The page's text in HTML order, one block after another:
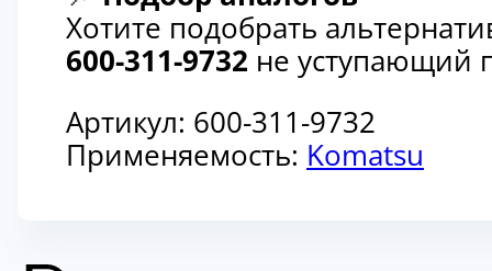
Хотите подобрать
600-311-9732 не уступающий
Артикул: 600-311-9732
Применяемость: Komatsu